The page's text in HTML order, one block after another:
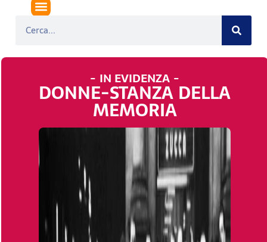
- IN EVIDENZA -
DONNE-STANZA DELLA
MEMORIA